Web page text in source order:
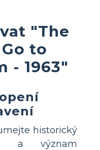
"The
to
- 1963"
historický
a význam